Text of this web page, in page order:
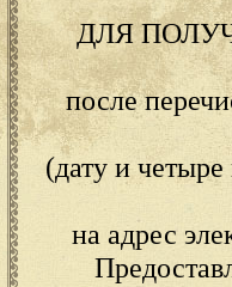
ДЛЯ
после
(дату и
на адрес